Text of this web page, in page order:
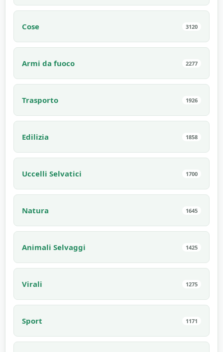
Cose 3120
Armi da fuoco 2277
Trasporto 1926
Edilizia 1858
Uccelli Selvatici 1700
Natura 1645
Animali Selvaggi 1425
Virali 1275
Sport 1171